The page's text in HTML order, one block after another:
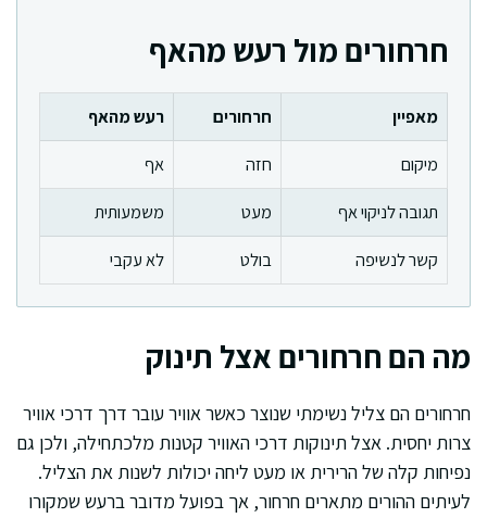
חרחורים מול רעש מהאף
מאפיין חרחורים
רעש מהאף
מיקום
חזה
אף
תגובה לניקוי אף
מעט
משמעותית
קשר לנשיפה
בולט לא עקבי
מה הם חרחורים אצל תינוק
חרחורים הם צליל נשימתי שנוצר כאשר אוויר עובר דרך דרכי אוויר
צרות יחסית. אצל תינוקות דרכי האוויר קטנות מלכתחילה, ולכן גם
נפיחות קלה של הרירית או מעט ליחה יכולות לשנות את הצליל.
לעיתים ההורים מתארים חרחור, אך בפועל מדובר ברעש שמקורו